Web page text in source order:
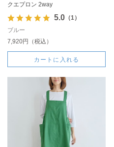
クエプロン 2way
5.0（1）
ブルー
7,920円（税込）
カートに入れる